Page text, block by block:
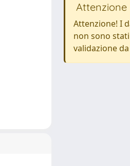
Attenzione
Attenzione! I
non sono
validazione